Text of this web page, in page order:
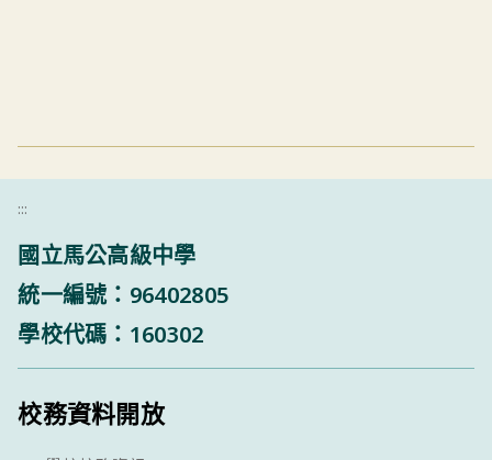
:::
國立馬公高級中學
統一編號：96402805
學校代碼：160302
校務資料開放